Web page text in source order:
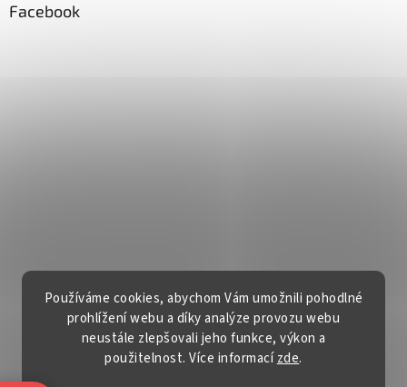
Používáme cookies, abychom Vám umožnili pohodlné
prohlížení webu a díky analýze provozu webu
neustále zlepšovali jeho funkce, výkon a
použitelnost. Více informacízde.
Facebook
Vytvořil Shoptet